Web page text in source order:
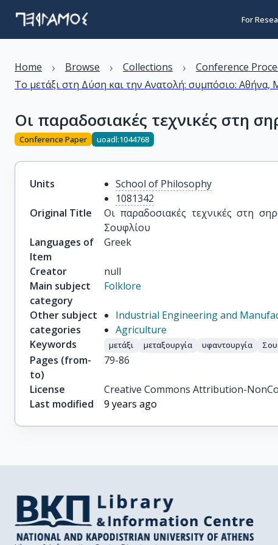
For
Home › Browse › Collections › Conference
Το μετάξι στη Δύση και την Ανατολή: συμπόσιο:
Οι παραδοσιακές τεχνικές στη
Conference Paper uoadl:1044768
Units
School of Philosophy
1081342
Original Title
Οι παραδοσιακές τεχνικές στη
Σουφλίου
Languages of
Item
Greek
Creator
null
Main subject
category
Folklore
Other subject
categories
Industrial Engineering and
Agriculture
Keywords
μετάξι μεταξουργία υφαντουργία
Pages (from-
to)
79-86
License
Creative Commons Attribution-
Last modified
9 years ago